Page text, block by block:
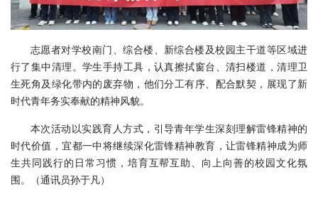
志愿者对学校南门、综合楼、新综合楼及校园主干道等区域进
行了集中清理。学生手持工具，认真擦拭窗台、清扫楼道，清理卫
生死角及绿化带内的废弃物，他们分工有序、配合默契，展现了新
时代青年务实奉献的精神风貌。
本次活动以实践育人方式，引导青年学生深刻理解雷锋精神的
时代价值，宜都一中将继续深化雷锋精神教育，让雷锋精神成为师
生共同践行的日常习惯，培育互帮互助、向上向善的校园文化氛
围。（通讯员孙于凡）